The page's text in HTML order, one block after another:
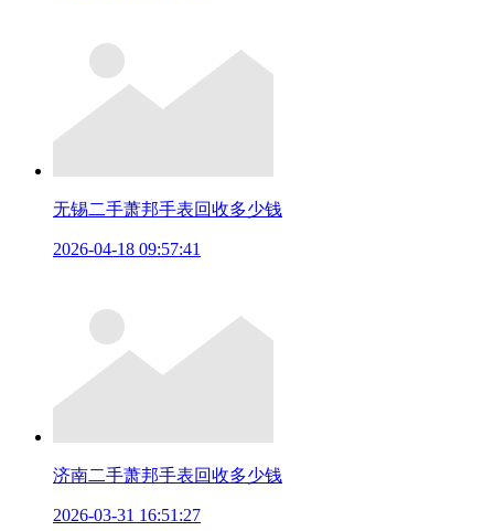
无锡二手萧邦手表回收多少钱
2026-04-18 09:57:41
济南二手萧邦手表回收多少钱
2026-03-31 16:51:27